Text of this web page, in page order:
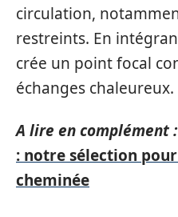
circulation,
restreints. En
crée un point focal
échanges chaleureux.
A lire en complément :
: notre sélection
cheminée